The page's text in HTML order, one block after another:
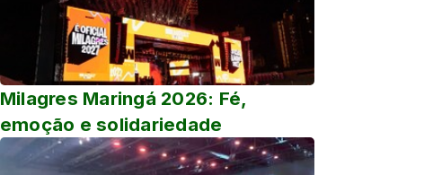
Milagres Maringá 2026: Fé,
emoção e solidariedade